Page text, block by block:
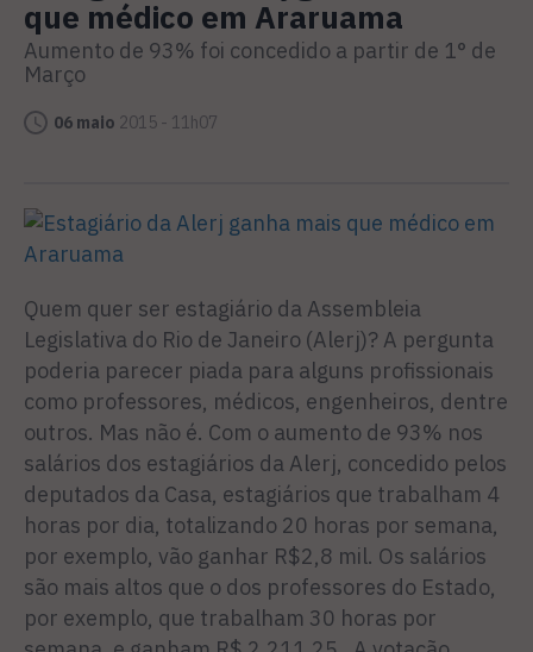
que médico em Araruama
Aumento de 93% foi concedido a partir de 1° de
Março
06 maio 2015 - 11h07
Quem quer ser estagiário da Assembleia
Legislativa do Rio de Janeiro (Alerj)? A pergunta
poderia parecer piada para alguns profissionais
como professores, médicos, engenheiros, dentre
outros. Mas não é. Com o aumento de 93% nos
salários dos estagiários da Alerj, concedido pelos
deputados da Casa, estagiários que trabalham 4
horas por dia, totalizando 20 horas por semana,
por exemplo, vão ganhar R$2,8 mil. Os salários
são mais altos que o dos professores do Estado,
por exemplo, que trabalham 30 horas por